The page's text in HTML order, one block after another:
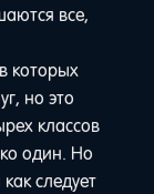
все,
которых
но это
классов
один. Но
следует